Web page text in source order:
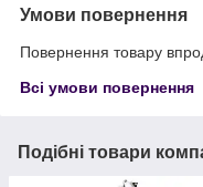
Умови повернення
Повернення товару
Всі умови повернення
Подібні товари